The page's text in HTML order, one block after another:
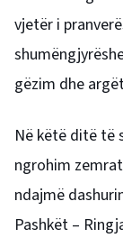
vjetër i
gëzim dhe
Në këtë ditë të
ngrohim
ndajmë
Pashkët –